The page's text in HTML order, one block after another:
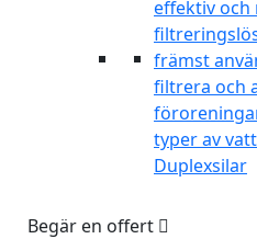
Duplexsilar
Begär en offert